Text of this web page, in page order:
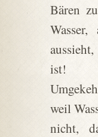
Bären
ist!
weil
nicht,